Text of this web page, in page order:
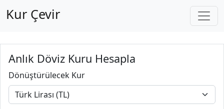
Kur Çevir
Anlık Döviz Kuru Hesapla
Dönüştürülecek Kur